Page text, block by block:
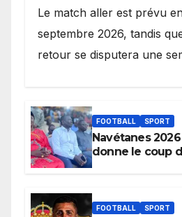
Le match aller est prévu
septembre 2026, tandis
retour se disputera une
FOOTBALL SPORT
Navétanes
donne le coup
apaisées.
FOOTBALL SPORT